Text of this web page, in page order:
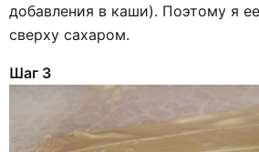
добавления в каши). Поэтому я
сверху сахаром.
Шаг 3